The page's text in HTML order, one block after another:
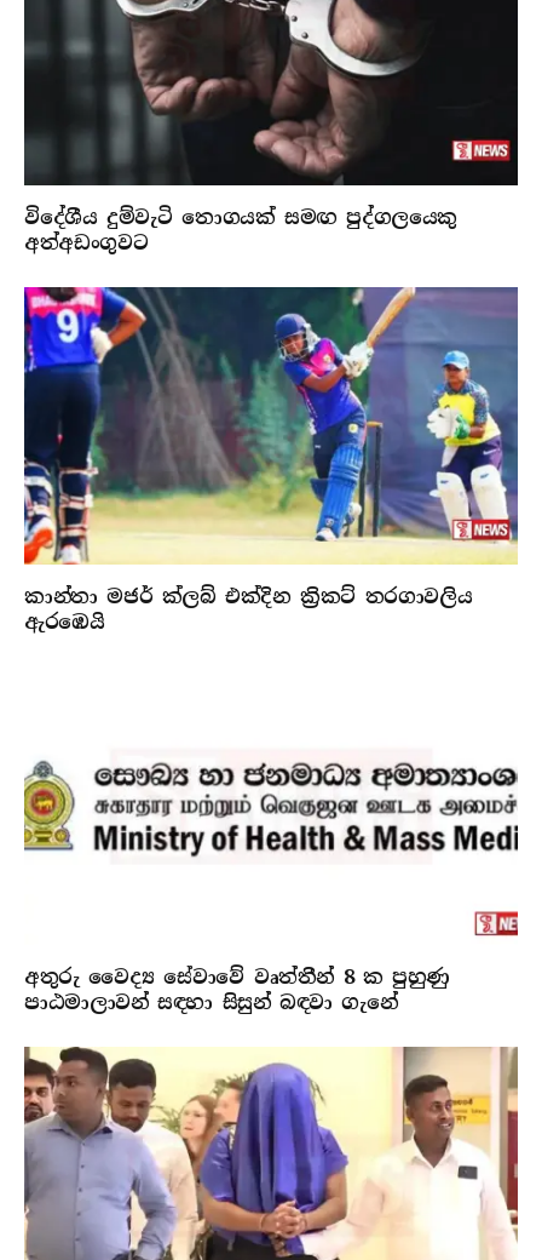
විදේශීය දුම්වැටි තොගයක් සමඟ පුද්ගලයෙකු
අත්අඩංගුවට
කාන්තා මජර් ක්ලබ් එක්දින ක්‍රිකට් තරගාවලිය
ඇරඹෙයි
අතුරු වෛද්‍ය සේවාවේ වෘත්තීන් 8 ක පුහුණු
පාඨමාලාවන් සඳහා සිසුන් බඳවා ගැනේ